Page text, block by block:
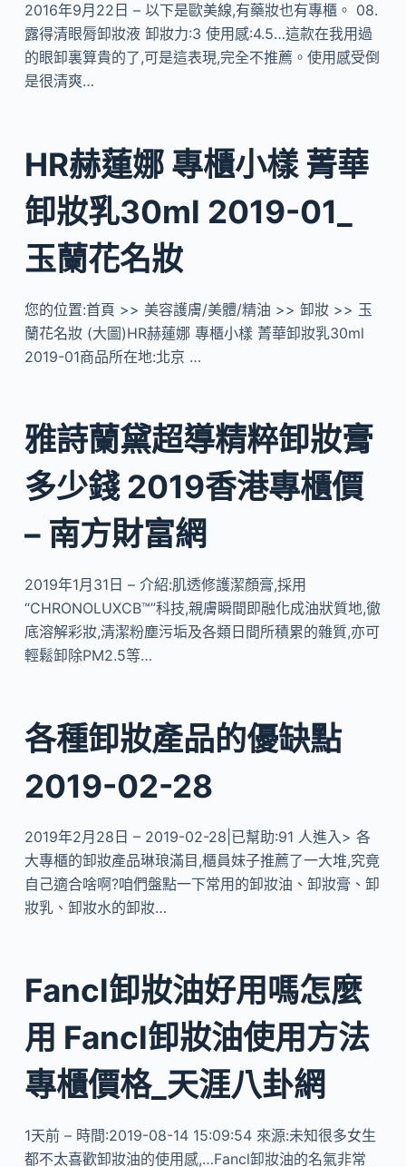
2016年9月22日 – 以下是歐美線,有藥妝也有專櫃。 08.
露得清眼脣卸妝液 卸妝力:3 使用感:4.5…這款在我用過
的眼卸裏算貴的了,可是這表現,完全不推薦。使用感受倒
是很清爽…
HR赫蓮娜 專櫃小樣 菁華
卸妝乳30ml 2019-01_
玉蘭花名妝
您的位置:首頁 >> 美容護膚/美體/精油 >> 卸妝 >> 玉
蘭花名妝 (大圖)HR赫蓮娜 專櫃小樣 菁華卸妝乳30ml
2019-01商品所在地:北京 …
雅詩蘭黛超導精粹卸妝膏
多少錢 2019香港專櫃價
– 南方財富網
2019年1月31日 – 介紹:肌透修護潔顏膏,採用
“CHRONOLUXCB™”科技,親膚瞬間即融化成油狀質地,徹
底溶解彩妝,清潔粉塵污垢及各類日間所積累的雜質,亦可
輕鬆卸除PM2.5等…
各種卸妝產品的優缺點
2019-02-28
2019年2月28日 – 2019-02-28|已幫助:91 人進入> 各
大專櫃的卸妝產品琳琅滿目,櫃員妹子推薦了一大堆,究竟
自己適合啥啊?咱們盤點一下常用的卸妝油、卸妝膏、卸
妝乳、卸妝水的卸妝…
Fancl卸妝油好用嗎怎麼
用 Fancl卸妝油使用方法
專櫃價格_天涯八卦網
1天前 – 時間:2019-08-14 15:09:54 來源:未知很多女生
都不太喜歡卸妝油的使用感,…Fancl卸妝油的名氣非常